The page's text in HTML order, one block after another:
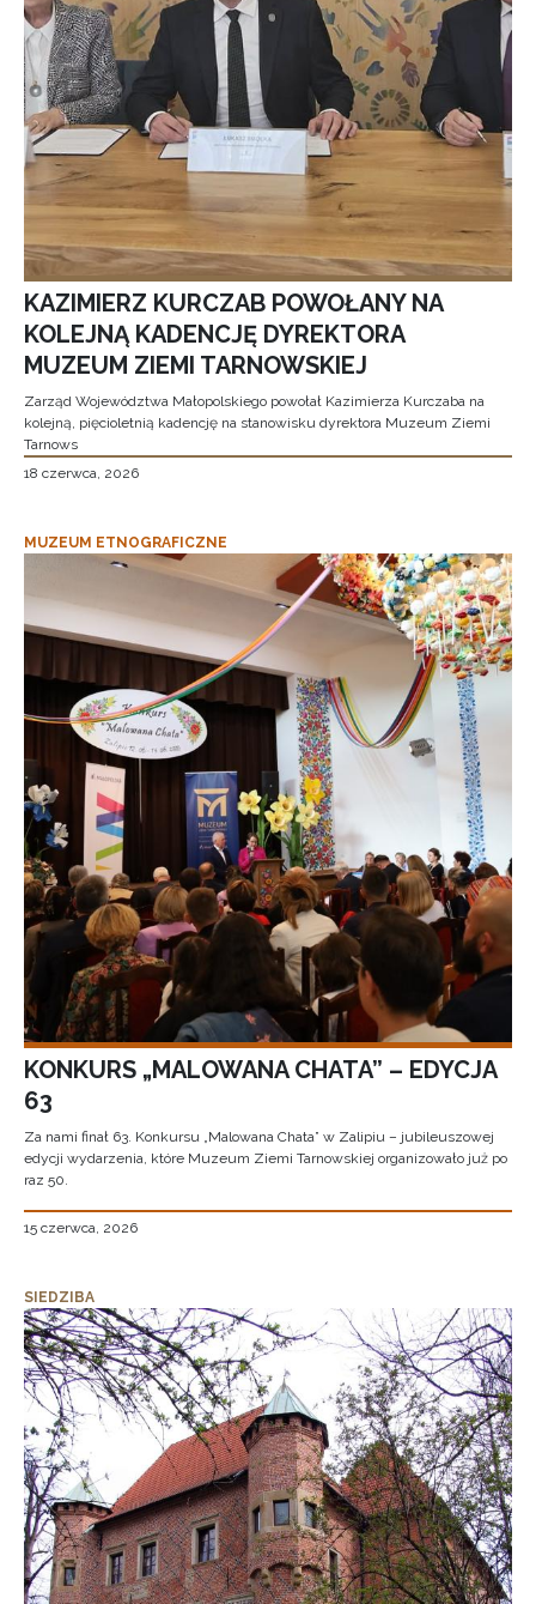
KAZIMIERZ KURCZAB POWOŁANY NA
KOLEJNĄ KADENCJĘ DYREKTORA
MUZEUM ZIEMI TARNOWSKIEJ
Zarząd Województwa Małopolskiego powołał Kazimierza Kurczaba na
kolejną, pięcioletnią kadencję na stanowisku dyrektora Muzeum Ziemi
Tarnows
18 czerwca, 2026
MUZEUM ETNOGRAFICZNE
KONKURS „MALOWANA CHATA” – EDYCJA
63
Za nami finał 63. Konkursu „Malowana Chata” w Zalipiu – jubileuszowej
edycji wydarzenia, które Muzeum Ziemi Tarnowskiej organizowało już po
raz 50.
15 czerwca, 2026
SIEDZIBA